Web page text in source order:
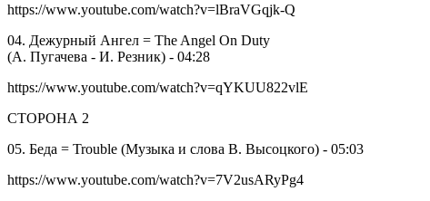
https://www.youtube.com/watch?v=lBraVGqjk-Q
04. Дежурный Ангел = The Angel On Duty
(А. Пугачева - И. Резник) - 04:28
https://www.youtube.com/watch?v=qYKUU822vlE
СТОРОНА 2
05. Беда = Trouble (Музыка и слова В. Высоцкого) - 05:03
https://www.youtube.com/watch?v=7V2usARyPg4